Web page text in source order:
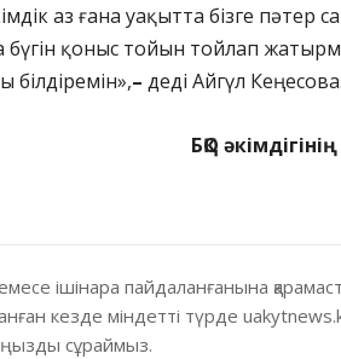
аз ғана уақытта бізге пәтер
қоныс тойын тойлап
білдіремін»,– деді Айгүл Кеңесова.
ішінара пайдаланғанына
кезде міндетті түрде
сұраймыз.